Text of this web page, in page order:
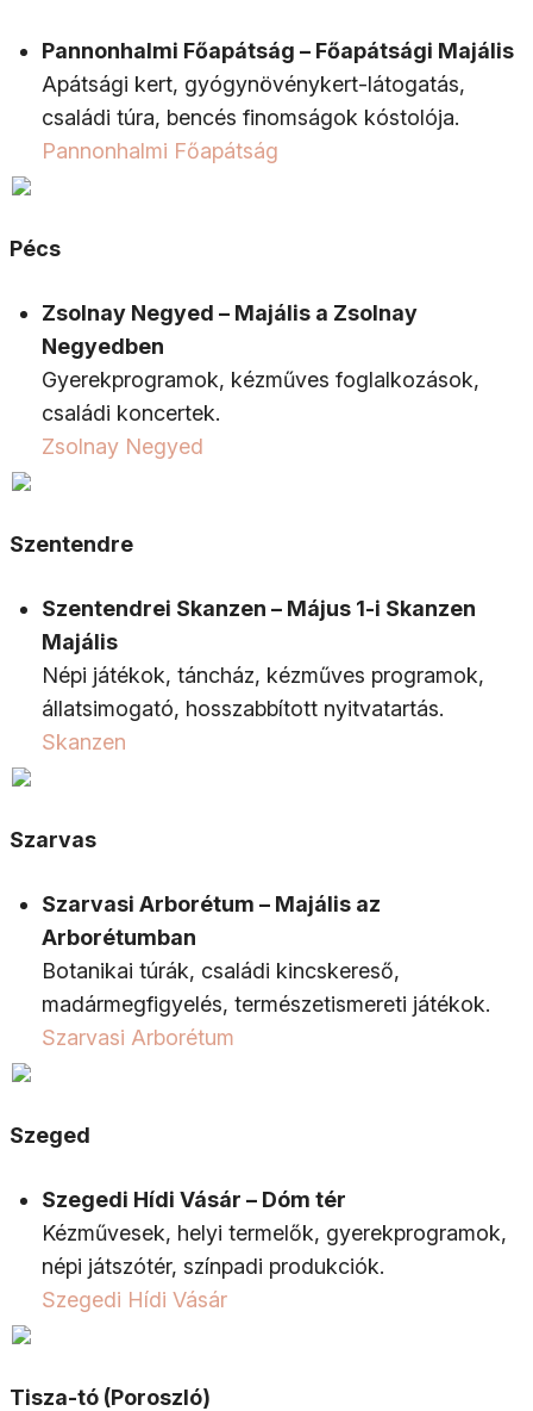
Pannonhalmi Főapátság – Főapátsági Majális
Apátsági kert, gyógynövénykert-látogatás,
családi túra, bencés finomságok kóstolója.
Pannonhalmi Főapátság
Pécs
Zsolnay Negyed – Majális a Zsolnay
Negyedben
Gyerekprogramok, kézműves foglalkozások,
családi koncertek.
Zsolnay Negyed
Szentendre
Szentendrei Skanzen – Május 1-i Skanzen
Majális
Népi játékok, táncház, kézműves programok,
állatsimogató, hosszabbított nyitvatartás.
Skanzen
Szarvas
Szarvasi Arborétum – Majális az
Arborétumban
Botanikai túrák, családi kincskereső,
madármegfigyelés, természetismereti játékok.
Szarvasi Arborétum
Szeged
Szegedi Hídi Vásár – Dóm tér
Kézművesek, helyi termelők, gyerekprogramok,
népi játszótér, színpadi produkciók.
Szegedi Hídi Vásár
Tisza-tó (Poroszló)